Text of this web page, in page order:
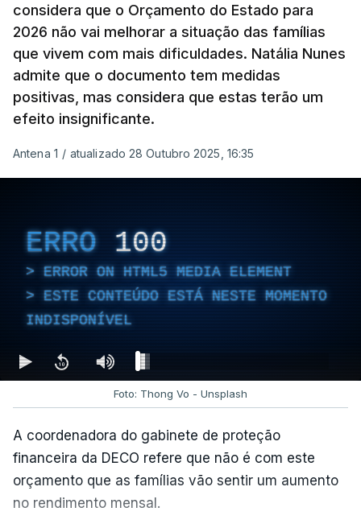
considera que o Orçamento do Estado para
2026 não vai melhorar a situação das famílias
que vivem com mais dificuldades. Natália Nunes
admite que o documento tem medidas
positivas, mas considera que estas terão um
efeito insignificante.
Antena 1 / atualizado 28 Outubro 2025, 16:35
ERRO 100
ERROR ON HTML5 MEDIA ELEMENT
ESTE CONTEÚDO ESTÁ NESTE MOMENTO
INDISPONÍVEL
Foto: Thong Vo - Unsplash
A coordenadora do gabinete de proteção
financeira da DECO refere que não é com este
orçamento que as famílias vão sentir um aumento
no rendimento mensal.